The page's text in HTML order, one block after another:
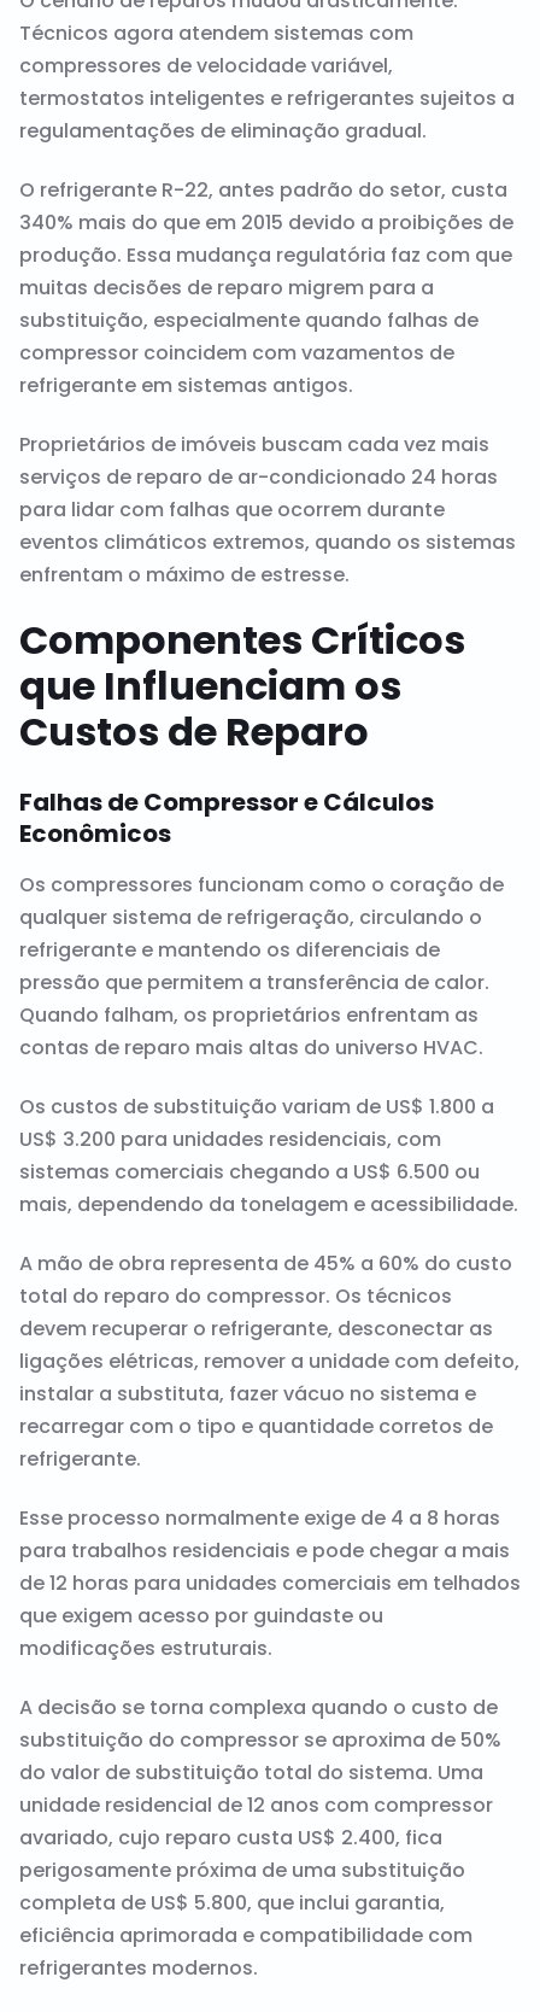
Técnicos agora atendem sistemas com
compressores de velocidade variável,
termostatos inteligentes e refrigerantes sujeitos a
regulamentações de eliminação gradual.
O refrigerante R-22, antes padrão do setor, custa
340% mais do que em 2015 devido a proibições de
produção. Essa mudança regulatória faz com que
muitas decisões de reparo migrem para a
substituição, especialmente quando falhas de
compressor coincidem com vazamentos de
refrigerante em sistemas antigos.
Proprietários de imóveis buscam cada vez mais
serviços de reparo de ar-condicionado 24 horas
para lidar com falhas que ocorrem durante
eventos climáticos extremos, quando os sistemas
enfrentam o máximo de estresse.
Componentes Críticos
que Influenciam os
Custos de Reparo
Falhas de Compressor e Cálculos
Econômicos
Os compressores funcionam como o coração de
qualquer sistema de refrigeração, circulando o
refrigerante e mantendo os diferenciais de
pressão que permitem a transferência de calor.
Quando falham, os proprietários enfrentam as
contas de reparo mais altas do universo HVAC.
Os custos de substituição variam de US$ 1.800 a
US$ 3.200 para unidades residenciais, com
sistemas comerciais chegando a US$ 6.500 ou
mais, dependendo da tonelagem e acessibilidade.
A mão de obra representa de 45% a 60% do custo
total do reparo do compressor. Os técnicos
devem recuperar o refrigerante, desconectar as
ligações elétricas, remover a unidade com defeito,
instalar a substituta, fazer vácuo no sistema e
recarregar com o tipo e quantidade corretos de
refrigerante.
Esse processo normalmente exige de 4 a 8 horas
para trabalhos residenciais e pode chegar a mais
de 12 horas para unidades comerciais em telhados
que exigem acesso por guindaste ou
modificações estruturais.
A decisão se torna complexa quando o custo de
substituição do compressor se aproxima de 50%
do valor de substituição total do sistema. Uma
unidade residencial de 12 anos com compressor
avariado, cujo reparo custa US$ 2.400, fica
perigosamente próxima de uma substituição
completa de US$ 5.800, que inclui garantia,
eficiência aprimorada e compatibilidade com
refrigerantes modernos.